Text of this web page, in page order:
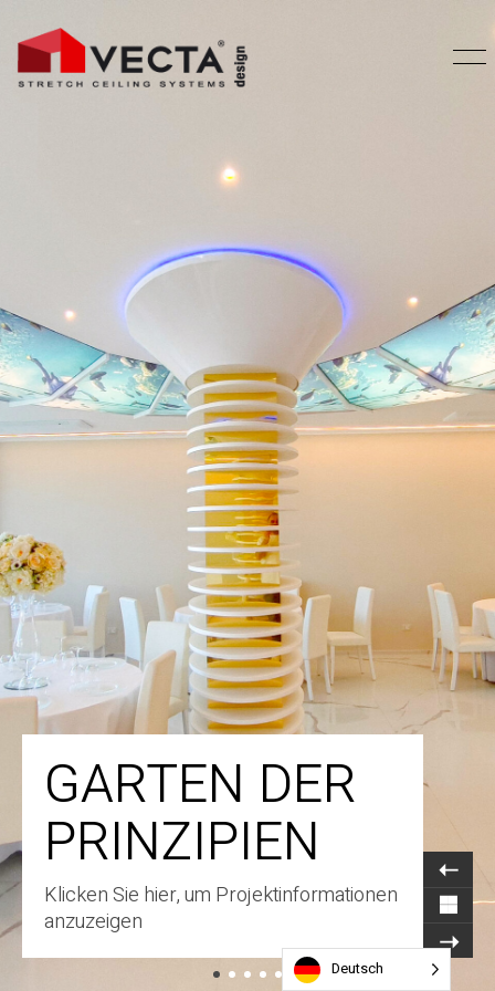
GARTEN DER
PRINZIPIEN
Klicken Sie hier, um Projektinformationen
anzuzeigen
Deutsch